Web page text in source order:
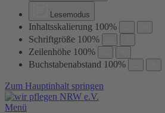
Lesemodus
Inhaltsskalierung 100%
Schriftgröße 100%
Zeilenhöhe 100%
Buchstabenabstand 100%
Zum Hauptinhalt springen
Menü